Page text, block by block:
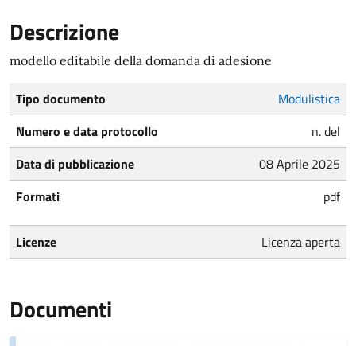
Descrizione
modello editabile della domanda di adesione
Tipo documento
Modulistica
Numero e data protocollo
n. del
Data di pubblicazione
08 Aprile 2025
Formati
pdf
Licenze Licenza aperta
Documenti